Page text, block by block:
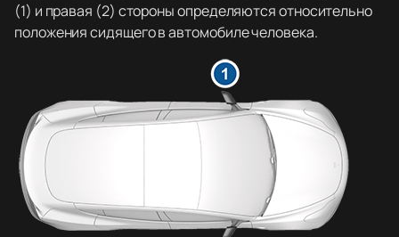
(1) и правая (2) стороны определяются относительно
положения сидящего в автомобиле человека.